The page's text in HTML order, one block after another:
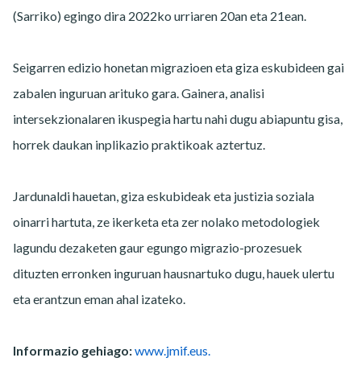
(Sarriko) egingo dira 2022ko urriaren 20an eta 21ean.
Seigarren edizio honetan migrazioen eta giza eskubideen gai
zabalen inguruan arituko gara. Gainera, analisi
intersekzionalaren ikuspegia hartu nahi dugu abiapuntu gisa,
horrek daukan inplikazio praktikoak aztertuz.
Jardunaldi hauetan, giza eskubideak eta justizia soziala
oinarri hartuta, ze ikerketa eta zer nolako metodologiek
lagundu dezaketen gaur egungo migrazio-prozesuek
dituzten erronken inguruan hausnartuko dugu, hauek ulertu
eta erantzun eman ahal izateko.
Informazio gehiago:www.jmif.eus.